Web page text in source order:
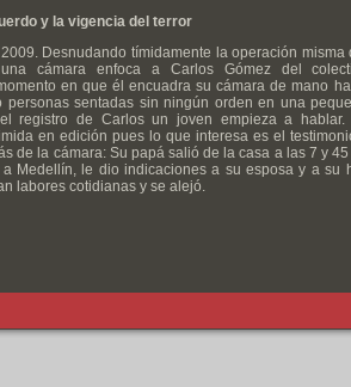
y la vigencia del terror
Desnudando tímidamente la operación misma
cámara enfoca a Carlos Gómez del
en que él encuadra su cámara de mano
personas sentadas sin ningún orden en una
registro de Carlos un joven empieza a hablar.
en edición pues lo que interesa es el
de la cámara: Su papá salió de la casa a las 7 y
a Medellín, le dio indicaciones a su esposa y a su
labores cotidianas y se alejó.